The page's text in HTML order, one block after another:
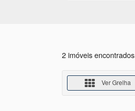
2 imóveis encontrados
Ver Grelha